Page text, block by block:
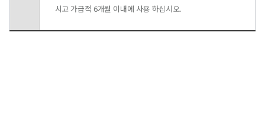
시고 가급적 6개월 이내에 사용 하십시오.